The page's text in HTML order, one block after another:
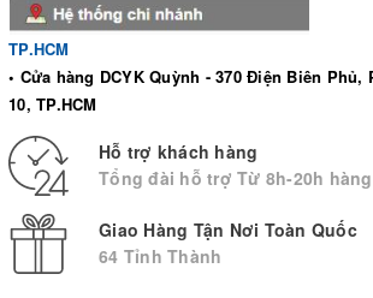
TP.HCM
• Cửa hàng DCYK Quỳnh - 370 Điện Biên Phủ,
10, TP.HCM
Hỗ trợ khách hàng
Tổng đài hỗ trợ Từ 8h-20h
Giao Hàng Tận Nơi Toàn Quốc
64 Tỉnh Thành